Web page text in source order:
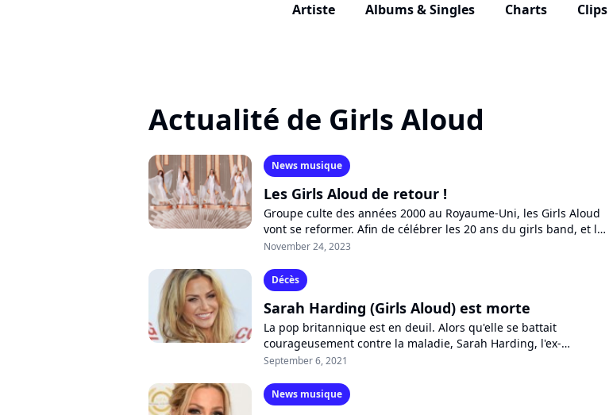
Artiste Albums & Singles Charts Clips
Actualité de Girls Aloud
News musique
Les Girls Aloud de retour !
Groupe culte des années 2000 au Royaume-Uni, les Girls Aloud
vont se reformer. Afin de célébrer les 20 ans du girls band, et la
mémoire de Sarah Harding,...
November 24, 2023
Décès
Sarah Harding (Girls Aloud) est morte
La pop britannique est en deuil. Alors qu'elle se battait
courageusement contre la maladie, Sarah Harding, l'ex-
chanteuse du groupe Girls Aloud, est décédée...
September 6, 2021
News musique